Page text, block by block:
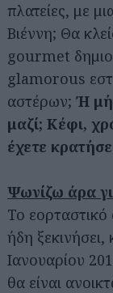
πλατείες, με
Βιέννη; Θα
gourmet
glamorous
αστέρων; Ή
μαζί; Κέφι,
έχετε
Ψωνίζω άρα
Το
ήδη ξεκινήσει,
Ιανουαρίου
θα είναι